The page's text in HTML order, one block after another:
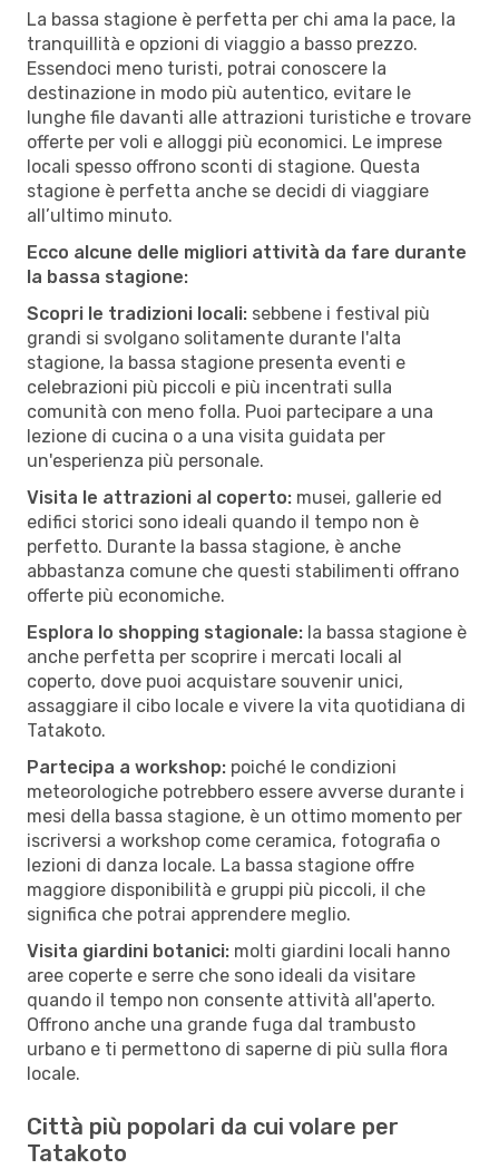
La bassa stagione è perfetta per chi ama la pace, la
tranquillità e opzioni di viaggio a basso prezzo.
Essendoci meno turisti, potrai conoscere la
destinazione in modo più autentico, evitare le
lunghe file davanti alle attrazioni turistiche e trovare
offerte per voli e alloggi più economici. Le imprese
locali spesso offrono sconti di stagione. Questa
stagione è perfetta anche se decidi di viaggiare
all’ultimo minuto.
Ecco alcune delle migliori attività da fare durante
la bassa stagione:
Scopri le tradizioni locali: sebbene i festival più
grandi si svolgano solitamente durante l'alta
stagione, la bassa stagione presenta eventi e
celebrazioni più piccoli e più incentrati sulla
comunità con meno folla. Puoi partecipare a una
lezione di cucina o a una visita guidata per
un'esperienza più personale.
Visita le attrazioni al coperto: musei, gallerie ed
edifici storici sono ideali quando il tempo non è
perfetto. Durante la bassa stagione, è anche
abbastanza comune che questi stabilimenti offrano
offerte più economiche.
Esplora lo shopping stagionale: la bassa stagione è
anche perfetta per scoprire i mercati locali al
coperto, dove puoi acquistare souvenir unici,
assaggiare il cibo locale e vivere la vita quotidiana di
Tatakoto.
Partecipa a workshop: poiché le condizioni
meteorologiche potrebbero essere avverse durante i
mesi della bassa stagione, è un ottimo momento per
iscriversi a workshop come ceramica, fotografia o
lezioni di danza locale. La bassa stagione offre
maggiore disponibilità e gruppi più piccoli, il che
significa che potrai apprendere meglio.
Visita giardini botanici: molti giardini locali hanno
aree coperte e serre che sono ideali da visitare
quando il tempo non consente attività all'aperto.
Offrono anche una grande fuga dal trambusto
urbano e ti permettono di saperne di più sulla flora
locale.
Città più popolari da cui volare per
Tatakoto